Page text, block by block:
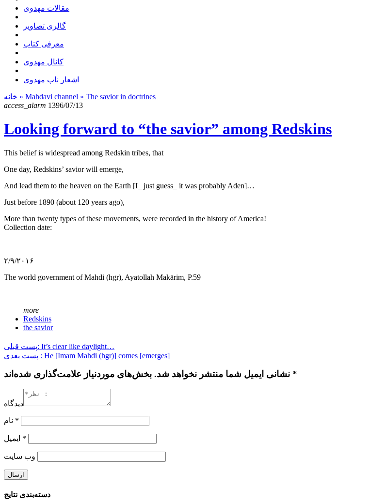
مقالات مهدوی
گالری تصاویر
معرفی کتاب
کانال مهدوی
اشعار ناب مهدوی
» Mahdavi channel » The savior in doctrines
access_alarm 1396/07/13
Looking forward to “the savior” among Redskins
This belief is widespread among Redskin tribes, that
One day, Redskins’ savior will emerge,
And lead them to the heaven on the Earth [I_ just guess_ it was probably Aden]…
Just before 1890 (about 120 years ago),
More than twenty types of these movements, were recorded in the history of America!
Collection date:
۲/۹/۲۰۱۶
The world government of Mahdi (hgr), Ayatollah Makārim, P.59
more
Redskins
the savior
پست قبلی: It’s clear like daylight…
پست بعدی : He [Imam Mahdi (hgr)] comes [emerges]
نشانی ایمیل شما منتشر نخواهد شد. بخش‌های موردنیاز علامت‌گذاری شده‌اند *
دیدگاه
*
*
وب‌ سایت
دسته‌بندی نتایج